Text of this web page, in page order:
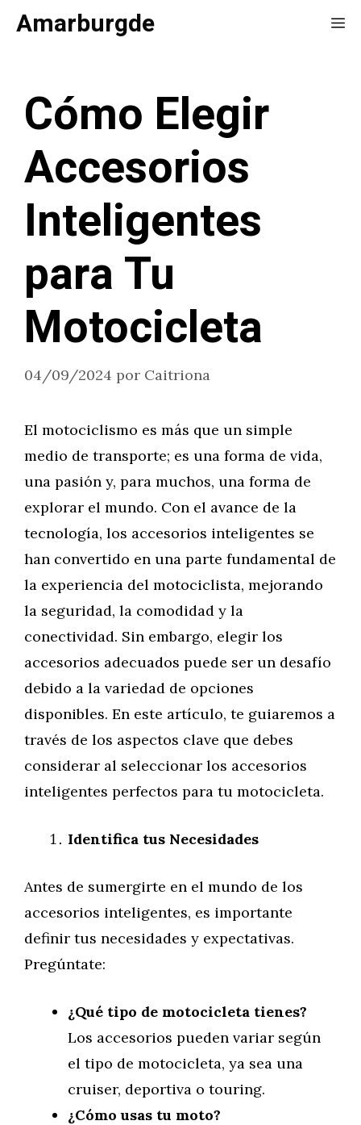
SaltarAmarburgde
Cómo Elegir
Accesorios
Inteligentes
para Tu
Motocicleta
04/09/2024 por Caitriona
El motociclismo es más que un simple
medio de transporte; es una forma de vida,
una pasión y, para muchos, una forma de
explorar el mundo. Con el avance de la
tecnología, los accesorios inteligentes se
han convertido en una parte fundamental de
la experiencia del motociclista, mejorando
la seguridad, la comodidad y la
conectividad. Sin embargo, elegir los
accesorios adecuados puede ser un desafío
debido a la variedad de opciones
disponibles. En este artículo, te guiaremos a
través de los aspectos clave que debes
considerar al seleccionar los accesorios
inteligentes perfectos para tu motocicleta.
Identifica tus Necesidades
Antes de sumergirte en el mundo de los
accesorios inteligentes, es importante
definir tus necesidades y expectativas.
Pregúntate:
¿Qué tipo de motocicleta tienes?
Los accesorios pueden variar según
el tipo de motocicleta, ya sea una
cruiser, deportiva o touring.
¿Cómo usas tu moto?